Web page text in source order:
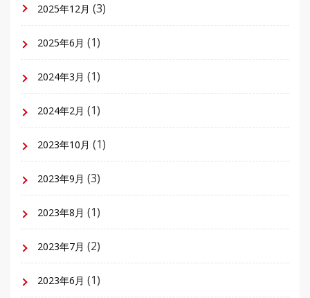
2025年12月 (3)
2025年6月 (1)
2024年3月 (1)
2024年2月 (1)
2023年10月 (1)
2023年9月 (3)
2023年8月 (1)
2023年7月 (2)
2023年6月 (1)